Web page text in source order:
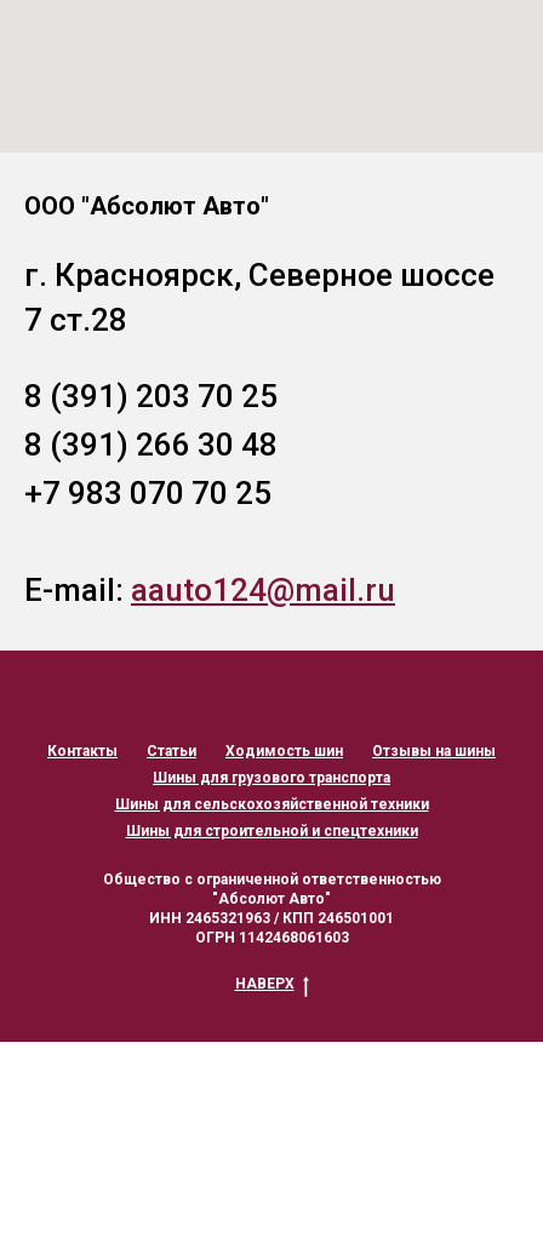
ООО "Абсолют Авто"
г. Красноярск, Северное шоссе
7 ст.28
8 (391) 203 70 25
8 (391) 266 30 48
+7 983 070 70 25
E-mail: aauto124@mail.ru
Контакты Статьи Ходимость шин
Отзывы на шины
Шины для грузового транспорта
Шины для сельскохозяйственной техники
Шины для строительной и спецтехники
Общество с ограниченной ответственностью
"Абсолют Авто"
ИНН 2465321963 / КПП 246501001
ОГРН 1142468061603
НАВЕРХ